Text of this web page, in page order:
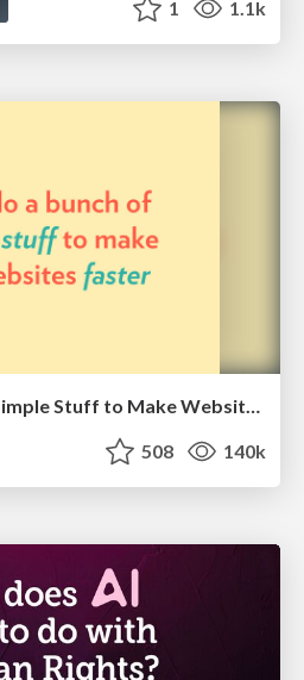
1 1.1k
Let's Do A Bunch of Simple Stuff to Make Websites Faster
508 140k